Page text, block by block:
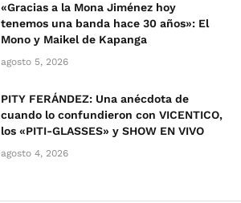
«Gracias a la Mona Jiménez hoy
tenemos una banda hace 30 años»: El
Mono y Maikel de Kapanga
agosto 5, 2026
PITY FERÁNDEZ: Una anécdota de
cuando lo confundieron con VICENTICO,
los «PITI-GLASSES» y SHOW EN VIVO
agosto 4, 2026